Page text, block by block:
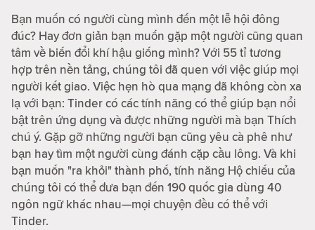
Bạn muốn có người cùng mình đến một lễ hội đông
đúc? Hay đơn giản bạn muốn gặp một người cũng quan
tâm về biến đổi khí hậu giống mình? Với 55 tỉ tương
hợp trên nền tảng, chúng tôi đã quen với việc giúp mọi
người kết giao. Việc hẹn hò qua mạng đã không còn xa
lạ với bạn: Tinder có các tính năng có thể giúp bạn nổi
bật trên ứng dụng và được những người mà bạn Thích
chú ý. Gặp gỡ những người bạn cũng yêu cà phê như
bạn hay tìm một người cùng đánh cặp cầu lông. Và khi
bạn muốn "ra khỏi" thành phố, tính năng Hộ chiếu của
chúng tôi có thể đưa bạn đến 190 quốc gia dùng 40
ngôn ngữ khác nhau—mọi chuyện đều có thể với
Tinder.